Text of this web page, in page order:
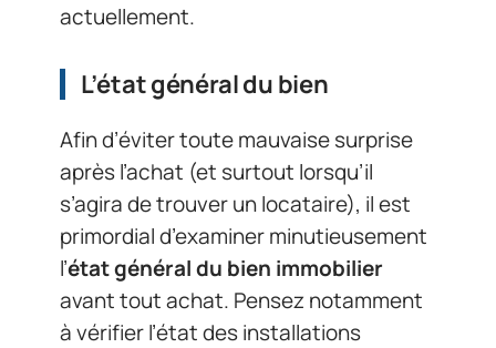
actuellement.
L’état général du bien
Afin d’éviter toute mauvaise surprise
après l’achat (et surtout lorsqu’il
s’agira de trouver un locataire), il est
primordial d’examiner minutieusement
l’état général du bien immobilier
avant tout achat. Pensez notamment
à vérifier l’état des installations